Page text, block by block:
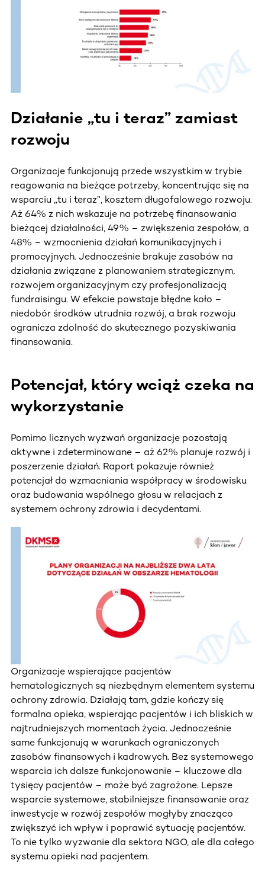
Działanie „tu i teraz” zamiast
rozwoju
Organizacje funkcjonują przede wszystkim w trybie
reagowania na bieżące potrzeby, koncentrując się na
wsparciu „tu i teraz”, kosztem długofalowego rozwoju.
Aż 64% z nich wskazuje na potrzebę finansowania
bieżącej działalności, 49% – zwiększenia zespołów, a
48% – wzmocnienia działań komunikacyjnych i
promocyjnych. Jednocześnie brakuje zasobów na
działania związane z planowaniem strategicznym,
rozwojem organizacyjnym czy profesjonalizacją
fundraisingu. W efekcie powstaje błędne koło –
niedobór środków utrudnia rozwój, a brak rozwoju
ogranicza zdolność do skutecznego pozyskiwania
finansowania.
Potencjał, który wciąż czeka na
wykorzystanie
Pomimo licznych wyzwań organizacje pozostają
aktywne i zdeterminowane – aż 62% planuje rozwój i
poszerzenie działań. Raport pokazuje również
potencjał do wzmacniania współpracy w środowisku
oraz budowania wspólnego głosu w relacjach z
systemem ochrony zdrowia i decydentami.
Organizacje wspierające pacjentów
hematologicznych są niezbędnym elementem systemu
ochrony zdrowia. Działają tam, gdzie kończy się
formalna opieka, wspierając pacjentów i ich bliskich w
najtrudniejszych momentach życia. Jednocześnie
same funkcjonują w warunkach ograniczonych
zasobów finansowych i kadrowych. Bez systemowego
wsparcia ich dalsze funkcjonowanie – kluczowe dla
tysięcy pacjentów – może być zagrożone. Lepsze
wsparcie systemowe, stabilniejsze finansowanie oraz
inwestycje w rozwój zespołów mogłyby znacząco
zwiększyć ich wpływ i poprawić sytuację pacjentów.
To nie tylko wyzwanie dla sektora NGO, ale dla całego
systemu opieki nad pacjentem.